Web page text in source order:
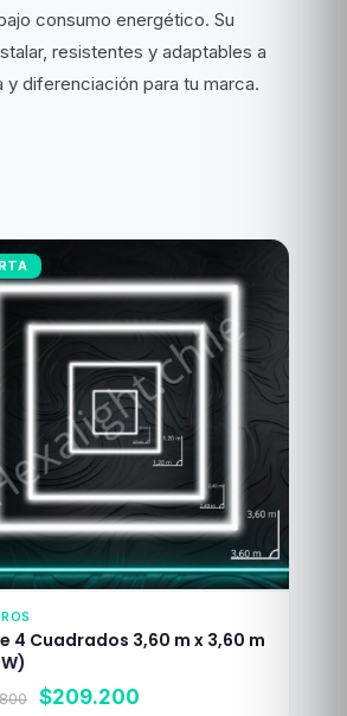
consumo energético. Su
resistentes y adaptables a
diferenciación para tu marca.
4 Cuadrados 3,60 m x 3,60 m
El
$209.200